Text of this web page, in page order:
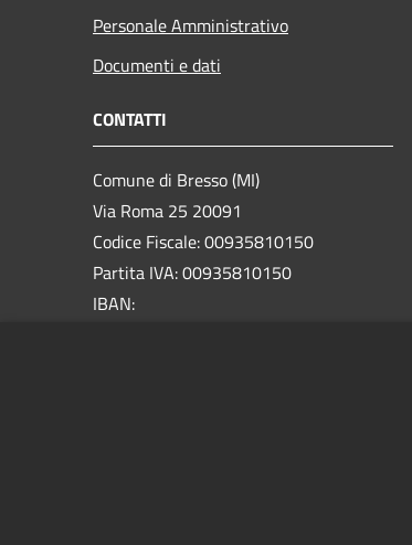
Personale Amministrativo
Documenti e dati
CONTATTI
Comune di Bresso (MI)
Via Roma 25 20091
Codice Fiscale: 00935810150
Partita IVA: 00935810150
IBAN: